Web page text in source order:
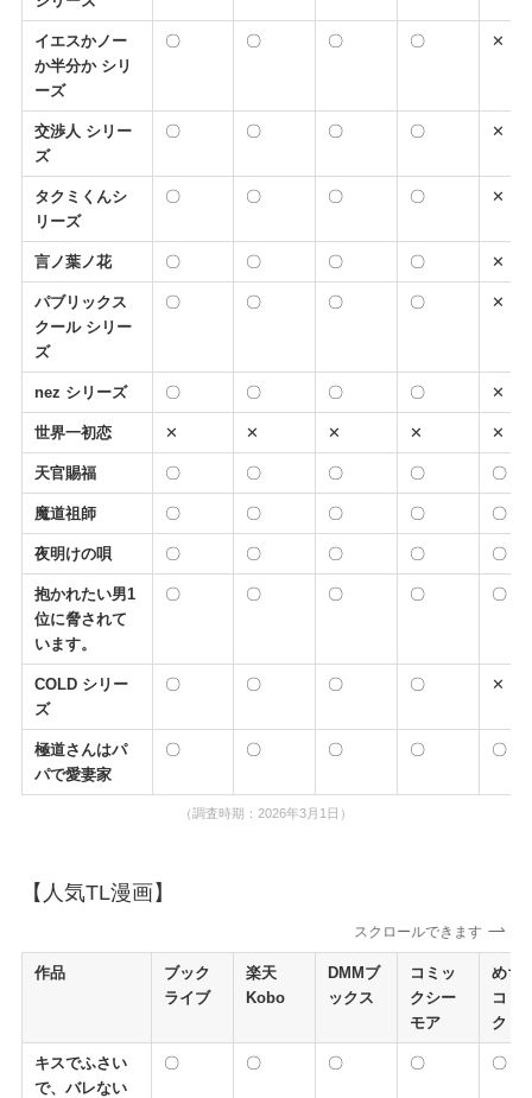
イエスかノー
か半分か シリ
ーズ
〇 〇 〇 〇 ✕
交渉人 シリー
ズ
〇 〇 〇 〇 ✕
タクミくんシ
リーズ
〇 〇 〇 〇 ✕
言ノ葉ノ花 〇 〇 〇 〇 ✕
パブリックス
クール シリー
ズ
〇 〇 〇 〇 ✕
nez シリーズ 〇 〇 〇 〇 ✕
世界一初恋 ✕ ✕ ✕ ✕ ✕
天官賜福 〇 〇 〇 〇 〇
魔道祖師 〇 〇 〇 〇 〇
夜明けの唄 〇 〇 〇 〇 〇
抱かれたい男1
位に脅されて
います。
〇 〇 〇 〇 〇
COLD シリー
ズ
〇 〇 〇 〇 ✕
極道さんはパ
パで愛妻家
〇 〇 〇 〇 〇
（調査時期：2026年3月1日）
【人気TL漫画】
スクロールできます
作品
ブック
ライブ
楽天
Kobo
DMMブ
ックス
コミッ
クシー
モア
めち
コミ
ク
キスでふさい
で、バレない
〇 〇 〇 〇 〇